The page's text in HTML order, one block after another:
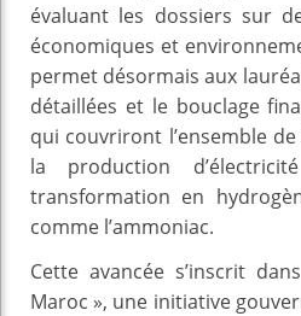
évaluant les dossiers sur
économiques et
permet désormais aux
détaillées et le bouclage
qui couvriront l’ensemble
la production
transformation en
comme l’ammoniac.
Cette avancée s’inscrit
Maroc », une initiative